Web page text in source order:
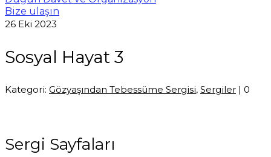
Bize ulaşın
26 Eki 2023
Sosyal Hayat 3
Kategori: Gözyaşından Tebessüme Sergisi, Sergiler | 0
Sergi Sayfaları